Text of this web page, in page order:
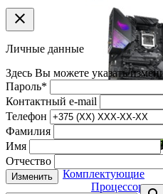
Комплектующие
Процессоры
clear
Личные данные
Здесь Вы можете указать/
Пароль*
Контактный e-mail
Телефон
Фамилия
Имя
Отчество
Изменить